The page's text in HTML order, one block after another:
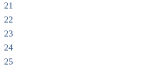
21
22
23
24
25